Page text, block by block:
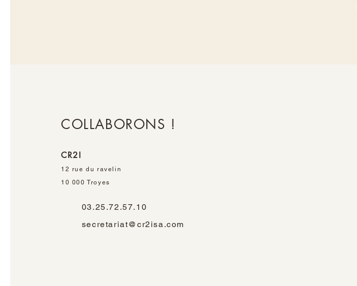
12 rue du ravelin
CR2I
COLLABORONS !
10 000 Troyes
03.25.72.57.10
secretariat@cr2isa.com